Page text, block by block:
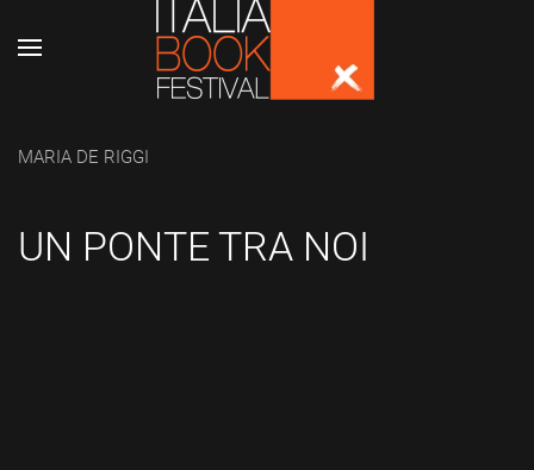
Skip to main content
MARIA DE RIGGI
UN PONTE TRA NOI